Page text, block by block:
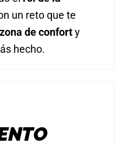
un reto que te
de conforty
hecho.